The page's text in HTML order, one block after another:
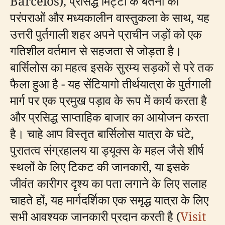
परंपराओं और मध्यकालीन वास्तुकला के साथ, यह
उत्तरी पुर्तगाली शहर अपने प्राचीन जड़ों को एक
गतिशील वर्तमान से सहजता से जोड़ता है।
बार्सिलोस का महत्व इसके सुरम्य सड़कों से परे तक
फैला हुआ है - यह सेंटियागो तीर्थयात्रा के पुर्तगाली
मार्ग पर एक प्रमुख पड़ाव के रूप में कार्य करता है
और प्रसिद्ध साप्ताहिक बाजार का आयोजन करता
है। चाहे आप विस्तृत बार्सिलोस यात्रा के घंटे,
पुरातत्व संग्रहालय या ड्यूक्स के महल जैसे शीर्ष
स्थलों के लिए टिकट की जानकारी, या इसके
जीवंत कारीगर दृश्य का पता लगाने के लिए सलाह
चाहते हों, यह मार्गदर्शिका एक समृद्ध यात्रा के लिए
सभी आवश्यक जानकारी प्रदान करती है (Visit